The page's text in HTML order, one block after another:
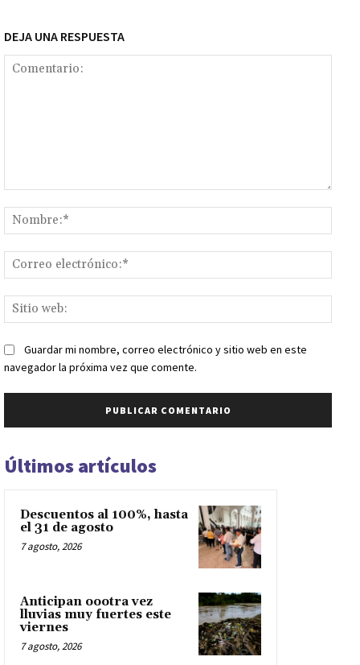
DEJA UNA RESPUESTA
web:
Guardar mi nombre, correo electrónico y sitio web en este
navegador la próxima vez que comente.
Últimos artículos
Descuentos al 100%, hasta
el 31 de agosto
7 agosto, 2026
Anticipan oootra vez
lluvias muy fuertes este
viernes
7 agosto, 2026